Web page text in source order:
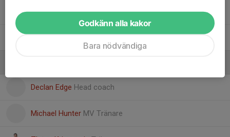
Sean Bright
Yonatan Yosef
Declan Edge Head coach
Michael Hunter MV Tränare
Godkänn alla kakor
Bara nödvändiga